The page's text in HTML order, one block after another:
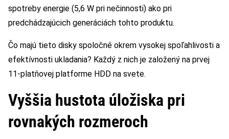
spotreby energie (5,6 W pri nečinnosti) ako pri
predchádzajúcich generáciách tohto produktu.
Čo majú tieto disky spoločné okrem vysokej spoľahlivosti a
efektívnosti ukladania? Každý z nich je založený na prvej
11-platňovej platforme HDD na svete.
Vyššia hustota úložiska pri
rovnakých rozmeroch